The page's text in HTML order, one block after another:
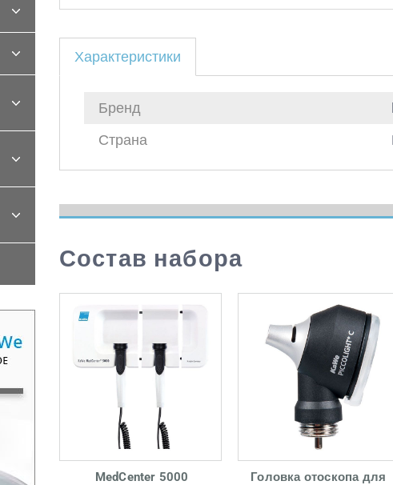
Характеристики
Бренд
Страна
Состав набора
MedCenter 5000
Головка отоскопа для